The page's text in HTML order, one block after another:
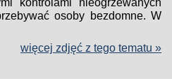
kontrolami nieogrzewanych
osoby bezdomne. W
więcej zdjęć z tego tematu »